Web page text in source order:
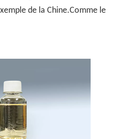
de la Chine.Comme le